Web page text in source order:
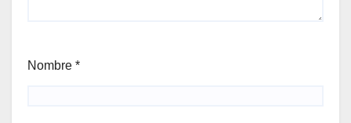
Nombre *